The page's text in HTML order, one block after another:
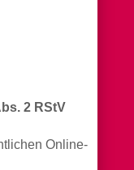
2 RStV
Online-